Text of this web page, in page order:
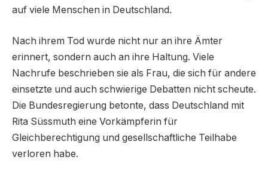
auf viele Menschen in Deutschland.
Nach ihrem Tod wurde nicht nur an ihre Ämter
erinnert, sondern auch an ihre Haltung. Viele
Nachrufe beschrieben sie als Frau, die sich für andere
einsetzte und auch schwierige Debatten nicht scheute.
Die Bundesregierung betonte, dass Deutschland mit
Rita Süssmuth eine Vorkämpferin für
Gleichberechtigung und gesellschaftliche Teilhabe
verloren habe.